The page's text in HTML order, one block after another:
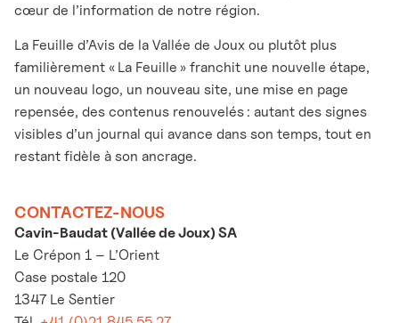
cœur de l’information de notre région.
La Feuille d’Avis de la Vallée de Joux ou plutôt plus
familièrement « La Feuille » franchit une nouvelle étape,
un nouveau logo, un nouveau site, une mise en page
repensée, des contenus renouvelés : autant des signes
visibles d’un journal qui avance dans son temps, tout en
restant fidèle à son ancrage.
CONTACTEZ-NOUS
Cavin-Baudat (Vallée de Joux) SA
Le Crépon 1 – L’Orient
Case postale 120
1347 Le Sentier